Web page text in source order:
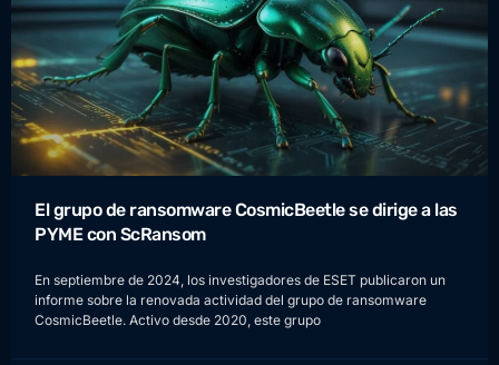
El grupo de ransomware CosmicBeetle se dirige a las
PYME con ScRansom
En septiembre de 2024, los investigadores de ESET publicaron un
informe sobre la renovada actividad del grupo de ransomware
CosmicBeetle. Activo desde 2020, este grupo